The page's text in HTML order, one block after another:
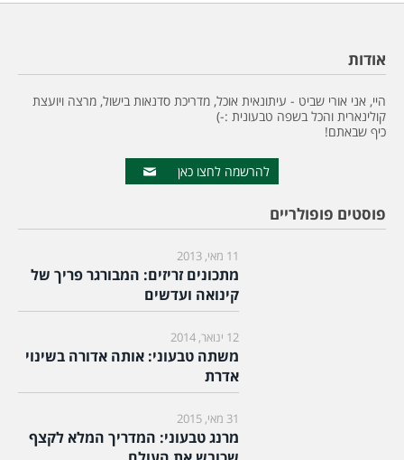
אודות
היי, אני אורי שביט - עיתונאית אוכל, מדריכת סדנאות בישול, מרצה ויועצת
קולינארית והכל בשפה טבעונית :-)
כיף שבאתם!
להרשמה לחצו כאן
פוסטים פופולריים
11 מאי, 2013
מתכונים זריזים: המבורגר פריך של
קינואה ועדשים
12 ינואר, 2014
משתה טבעוני: אותה אדורה בשינוי
אדרת
31 מאי, 2015
מרנג טבעוני: המדריך המלא לקצף